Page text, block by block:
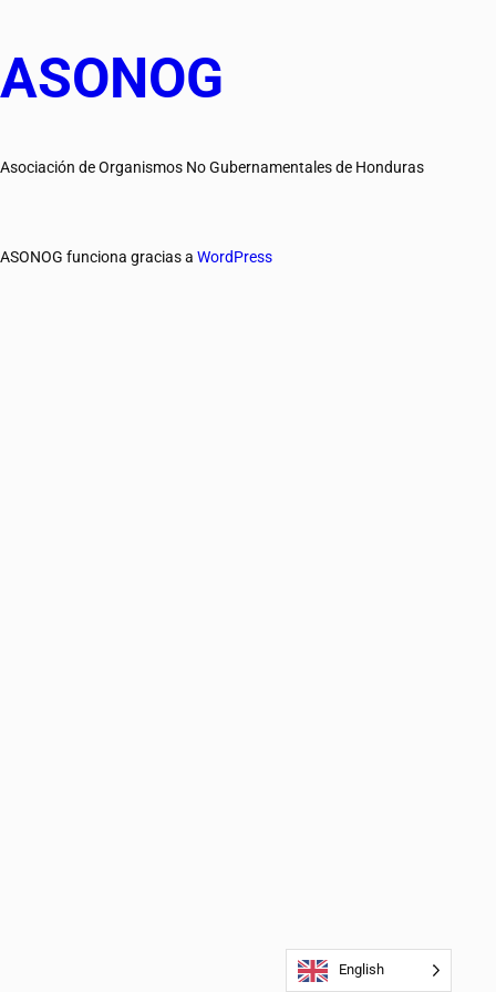
ASONOG
Asociación de Organismos No Gubernamentales de Honduras
ASONOG funciona gracias a WordPress
English